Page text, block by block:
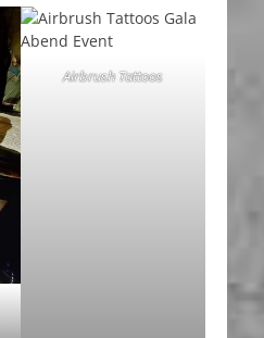
Airbrush Tattoos